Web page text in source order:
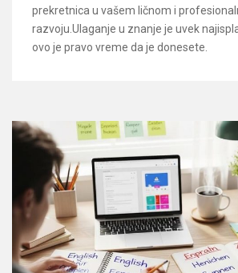
prekretnica u vašem ličnom i
razvoju.Ulaganje u znanje je uvek
ovo je pravo vreme da je donesete.